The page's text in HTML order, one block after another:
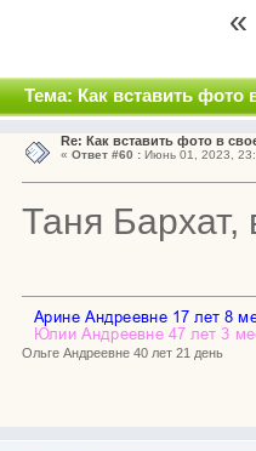
Тема: Как вставить фото
Re: Как вставить фото в
« Ответ #60 :Июнь 01, 2023,
Таня
Ольге Андреевне 40 лет 21 день